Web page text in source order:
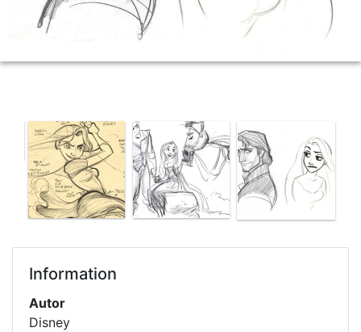
Information
Autor
Disney